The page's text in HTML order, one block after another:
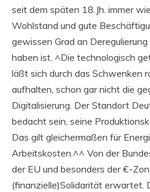
seit dem späten 18.Jh. immer
Wohlstand und gute
gewissen Grad an
haben ist. ^Die technologisch
läßt sich durch das Schwenken
aufhalten, schon gar nicht die
Digitalisierung. Der Standort
bedacht sein, seine
Das gilt gleichermaßen für
Arbeitskosten.^^ Von der
der EU und besonders der €-
(finanzielle)Solidarität erwartet.